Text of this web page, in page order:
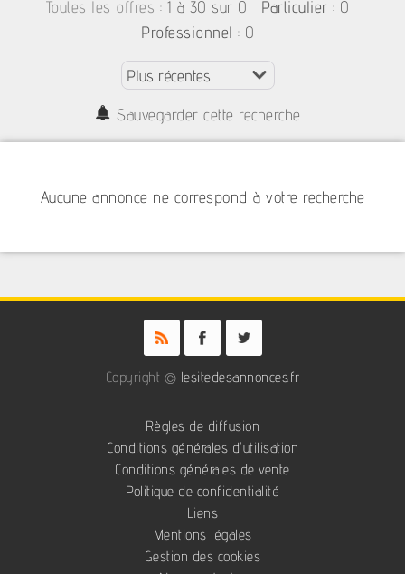
Toutes les offres : 1 à 30 sur 0 Particulier : 0
Professionnel : 0
Sauvegarder cette recherche
Aucune annonce ne correspond à votre recherche
Copyright © lesitedesannonces.fr
Règles de diffusion
Conditions générales d'utilisation
Conditions générales de vente
Politique de confidentialité
Liens
Mentions légales
Gestion des cookies